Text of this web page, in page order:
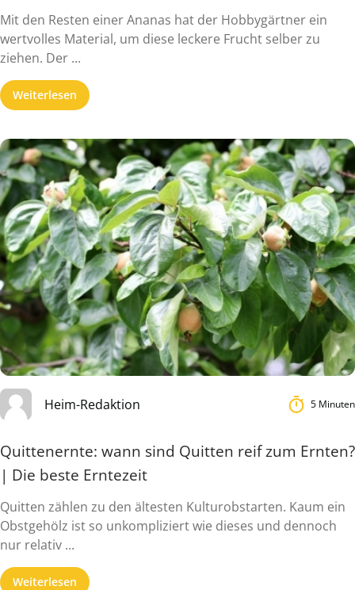
Mit den Resten einer Ananas hat der Hobbygärtner ein
wertvolles Material, um diese leckere Frucht selber zu
ziehen. Der ...
Weiterlesen
Heim-Redaktion 5 Minuten
Quittenernte: wann sind Quitten reif zum Ernten?
| Die beste Erntezeit
Quitten zählen zu den ältesten Kulturobstarten. Kaum ein
Obstgehölz ist so unkompliziert wie dieses und dennoch
nur relativ ...
Weiterlesen